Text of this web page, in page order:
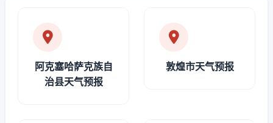
阿克塞哈萨克族自
治县天气预报
敦煌市天气预报